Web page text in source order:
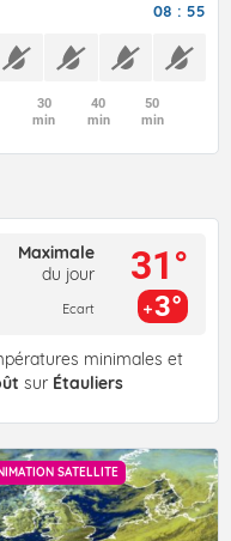
08 : 55
30
min
40
min
50
min
Maximale
du jour
Ecart
31°
3°
minimales et
sur Étauliers
SATELLITE